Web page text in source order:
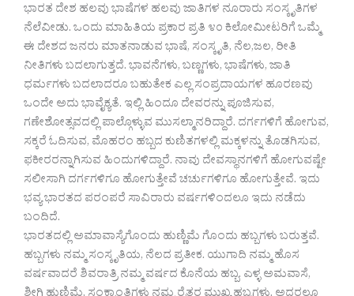
ಭಾರತ ದೇಶ ಹಲವು ಭಾಷೆಗಳ ಹಲವು ಜಾತಿಗಳ ನೂರಾರು ಸಂಸ್ಕೃತಿಗಳ
ನೆಲೆವೀಡು. ಒಂದು ಮಾಹಿತಿಯ ಪ್ರಕಾರ ಪ್ರತಿ ೪೦ ಕಿಲೋಮೀಟರಿಗೆ ಒಮ್ಮೆ
ಈ ದೇಶದ ಜನರು ಮಾತನಾಡುವ ಭಾಷೆ, ಸಂಸ್ಕೃತಿ, ನೆಲ,ಜಲ, ರೀತಿ
ನೀತಿಗಳು ಬದಲಾಗುತ್ತದೆ. ಭಾವನೆಗಳು, ಬಣ್ಣಗಳು, ಭಾಷೆಗಳು, ಜಾತಿ
ಧರ್ಮಗಳು ಬದಲಾದರೂ ಬಹುತೇಕ ಎಲ್ಲ ಸಂಪ್ರದಾಯಗಳ ಹೂರಣವು
ಒಂದೇ ಅದು ಭಾವೈಕ್ಯತೆ. ಇಲ್ಲಿ ಹಿಂದೂ ದೇವರನ್ನು ಪೂಜಿಸುವ,
ಗಣೇಶೋತ್ಸವದಲ್ಲಿ ಪಾಲ್ಗೊಳ್ಳುವ ಮುಸಲ್ಮಾನರಿದ್ದಾರೆ. ದರ್ಗಗಳಿಗೆ ಹೋಗುವ,
ಸಕ್ಕರೆ ಓದಿಸುವ, ಮೊಹರಂ ಹಬ್ಬದ ಕುಣಿತಗಳಲ್ಲಿ ಮಕ್ಕಳನ್ನು ತೊಡಗಿಸುವ,
ಫಕೀರರನ್ನಾಗಿಸುವ ಹಿಂದುಗಳಿದ್ದಾರೆ. ನಾವು ದೇವಸ್ಥಾನಗಳಿಗೆ ಹೋಗುವಷ್ಟೇ
ಸಲೀಸಾಗಿ ದರ್ಗಗಳಿಗೂ ಹೋಗುತ್ತೇವೆ ಚರ್ಚುಗಳಿಗೂ ಹೋಗುತ್ತೇವೆ. ಇದು
ಭವ್ಯ ಭಾರತದ ಪರಂಪರೆ ಸಾವಿರಾರು ವರ್ಷಗಳಿಂದಲೂ ಇದು ನಡೆದು
ಬಂದಿದೆ.
ಭಾರತದಲ್ಲಿ ಅಮಾವಾಸ್ಯೆಗೊಂದು ಹುಣ್ಣಿಮೆ ಗೊಂದು ಹಬ್ಬಗಳು ಬರುತ್ತವೆ.
ಹಬ್ಬಗಳು ನಮ್ಮ ಸಂಸ್ಕೃತಿಯ, ನೆಲದ ಪ್ರತೀಕ. ಯುಗಾದಿ ನಮ್ಮ ಹೊಸ
ವರ್ಷವಾದರೆ ಶಿವರಾತ್ರಿ ನಮ್ಮ ವರ್ಷದ ಕೊನೆಯ ಹಬ್ಬ. ಎಳ್ಳ ಅಮವಾಸೆ,